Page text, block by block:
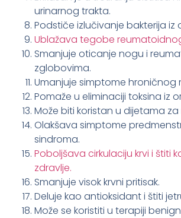
urinarnog trakta.
Podstiče izlučivanje bakterija iz
Ublažava tegobe
Smanjuje oticanje nogu i
zglobovima.
Umanjuje simptome hroničnog
Pomaže u eliminaciji toksina iz
Može biti koristan u dijetama za
Olakšava simptome
sindroma.
Poboljšava cirkulaciju krvi i štiti
zdravlje.
Smanjuje visok krvni pritisak.
Deluje kao antioksidant i štiti
Može se koristiti u terapiji